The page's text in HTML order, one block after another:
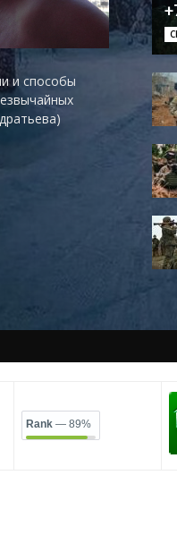
и способы
Rank — 89%